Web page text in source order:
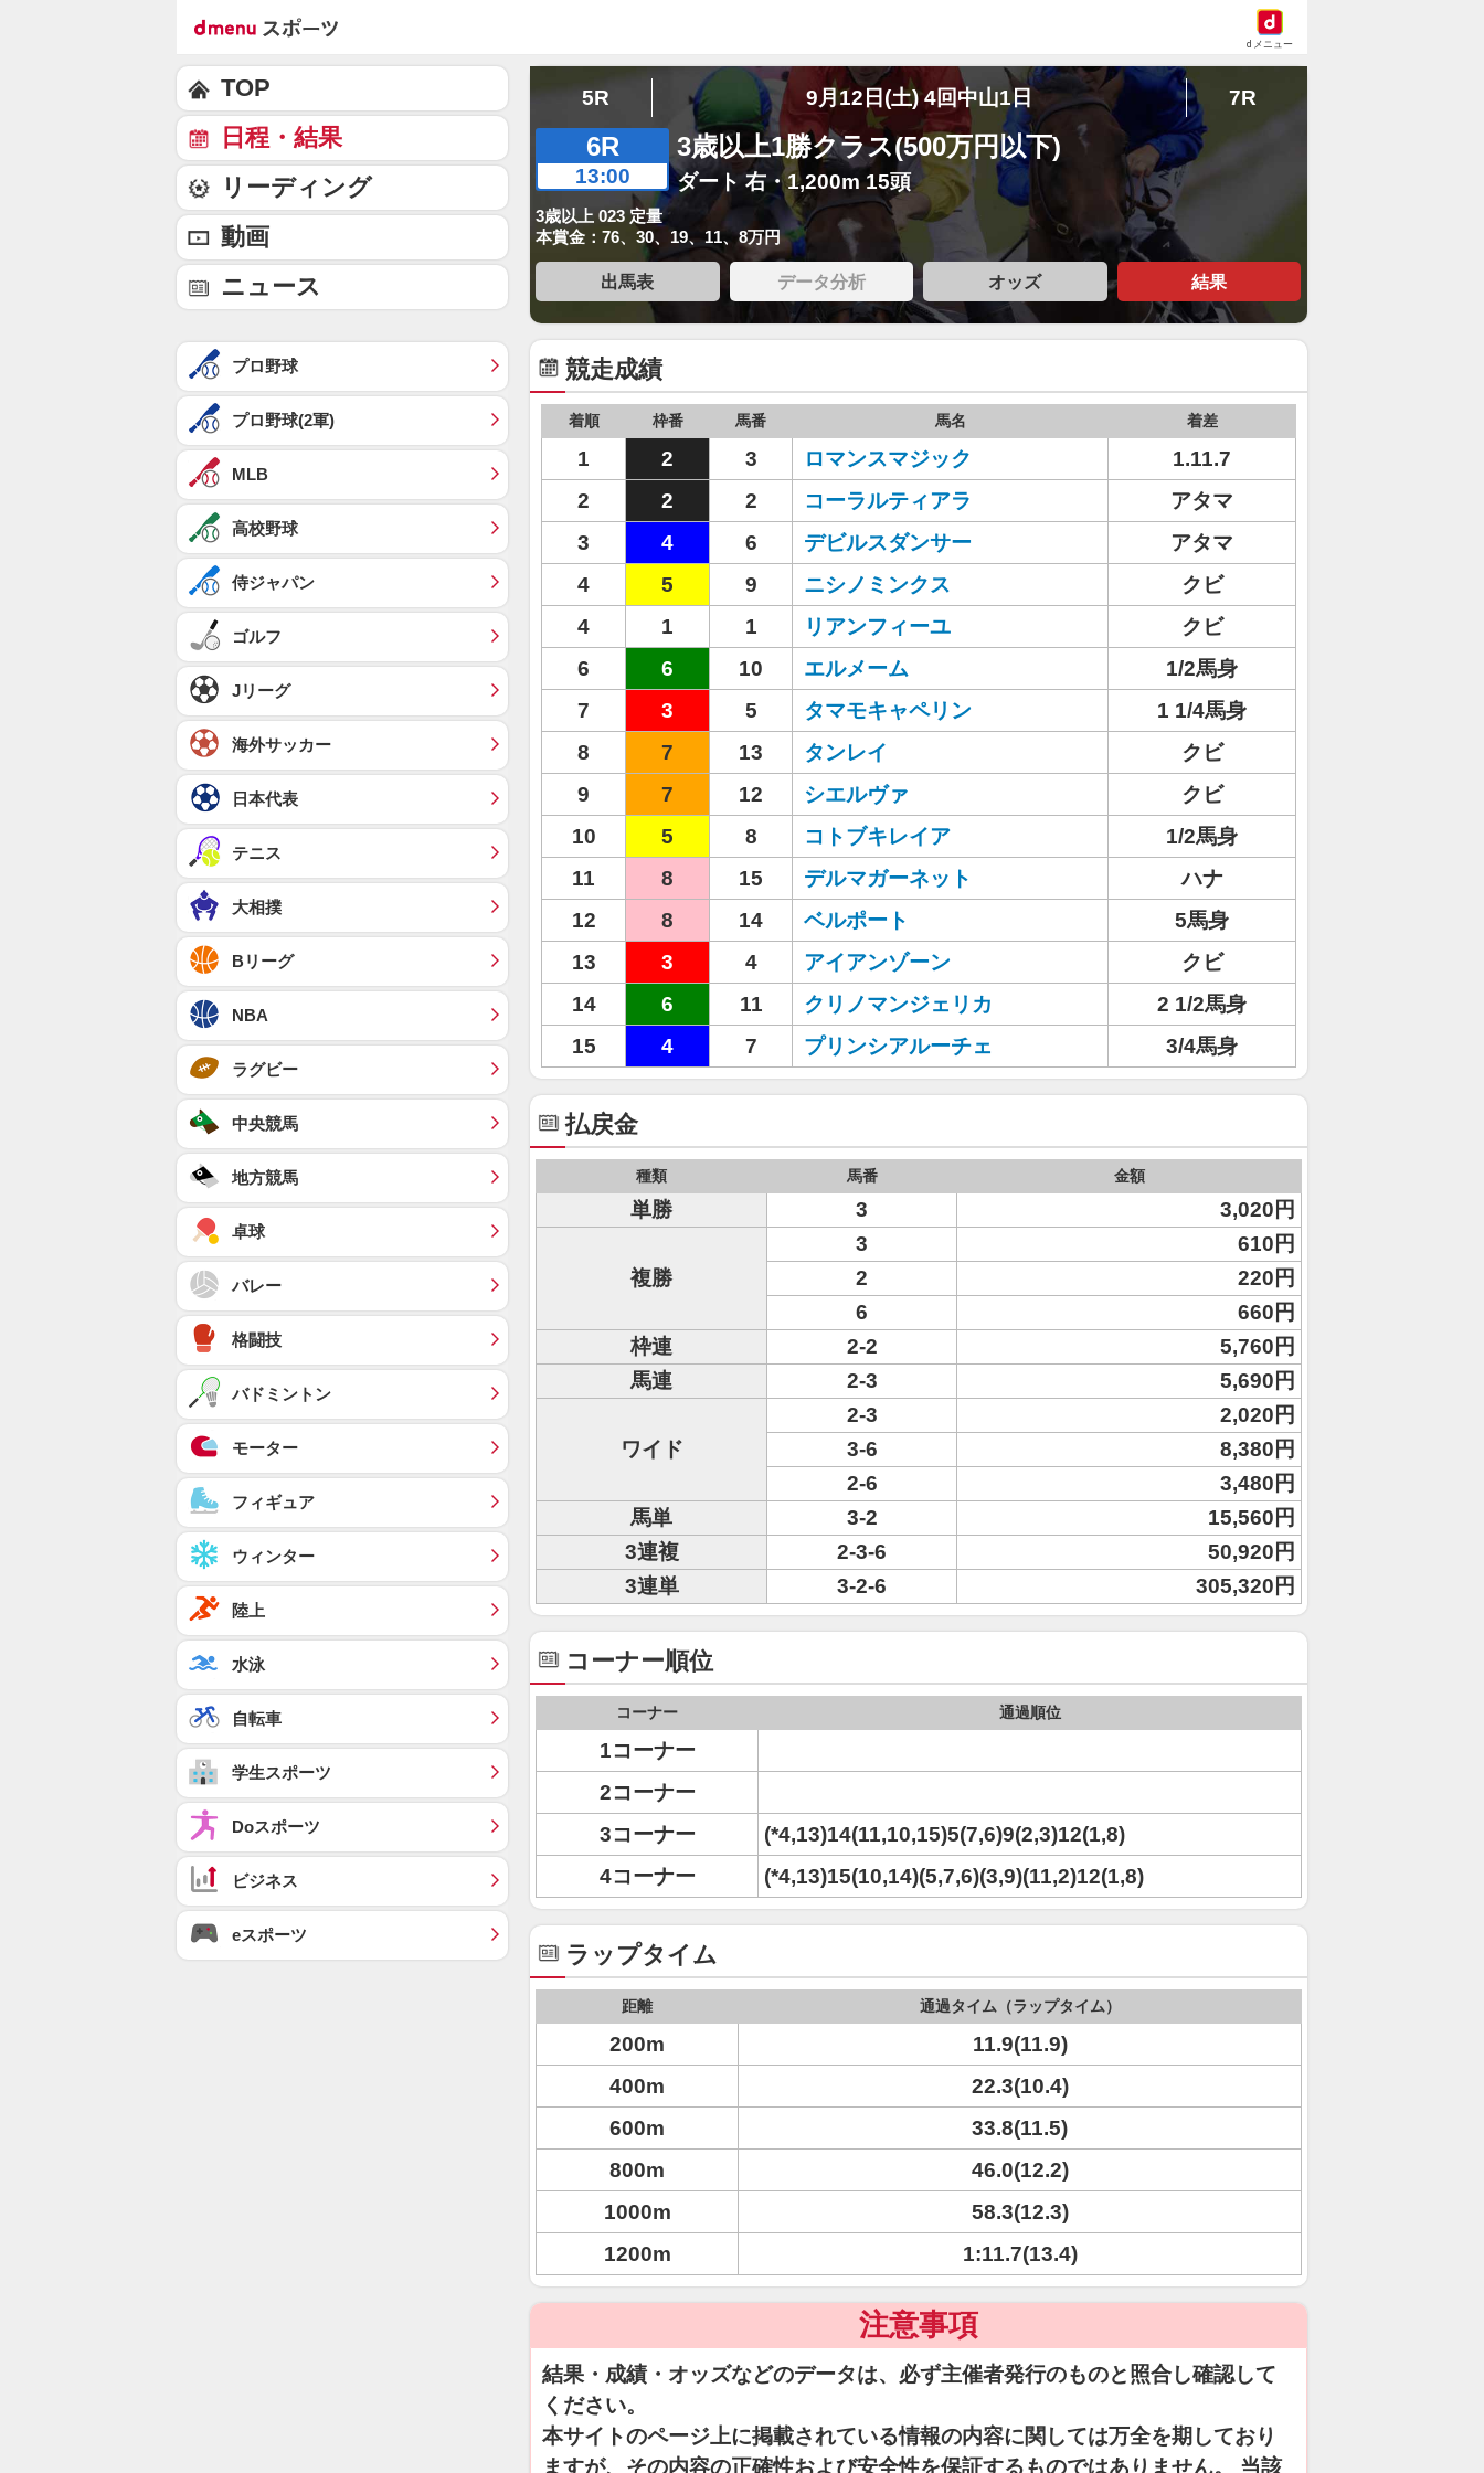
dメニュー
5R 9月12日(土) 4回中山1日 7R
6R
13:00
3歳以上1勝クラス(500万円以下)
ダート 右・1,200m 15頭
3歳以上 023 定量
本賞金：76、30、19、11、8万円
出馬表 データ分析 オッズ 結果
競走成績
着順 枠番 馬番 馬名 着差
1 2 3 ロマンスマジック
1.11.7
2
2 2 コーラルティアラ
アタマ
3
4 6 デビルスダンサー
アタマ
4
5 9 ニシノミンクス
クビ
4
1 1 リアンフィーユ
クビ
6
6 10 エルメーム
1/2馬身
7
3 5 タマモキャペリン
1 1/4馬身
8
7 13 タンレイ
クビ
9
7 12 シエルヴァ
クビ
10
5 8 コトブキレイア
1/2馬身
11
8 15 デルマガーネット
ハナ
12
8 14 ベルポート
5馬身
13
3 4 アイアンゾーン
クビ
14
6 11 クリノマンジェリカ
2 1/2馬身
15
4 7 プリンシアルーチェ 3/4馬身
払戻金
種類 馬番 金額
単勝 3 3,020円
複勝
3
610円
2
220円
6
660円
枠連
2-2
5,760円
馬連
2-3 5,690円
ワイド
2-3
2,020円
3-6
8,380円
2-6
3,480円
馬単
3-2
15,560円
3連複
2-3-6
50,920円
3連単
3-2-6 305,320円
コーナー順位
コーナー 通過順位
1コーナー
2コーナー
3コーナー
(*4,13)14(11,10,15)5(7,6)9(2,3)12(1,8)
4コーナー
(*4,13)15(10,14)(5,7,6)(3,9)(11,2)12(1,8)
ラップタイム
距離 通過タイム（ラップタイム）
200m
11.9(11.9)
400m
22.3(10.4)
600m
33.8(11.5)
800m
46.0(12.2)
1000m
58.3(12.3)
1200m
1:11.7(13.4)
注意事項
結果・成績・オッズなどのデータは、必ず主催者発行のものと照合し確認して
ください。
本サイトのページ上に掲載されている情報の内容に関しては万全を期しており
ますが、その内容の正確性および安全性を保証するものではありません。 当該
TOP
日程・結果
リーディング
動画
ニュース
プロ野球
プロ野球(2軍)
MLB
高校野球
侍ジャパン
ゴルフ
Jリーグ
海外サッカー
日本代表
テニス
大相撲
Bリーグ
NBA
ラグビー
中央競馬
地方競馬
卓球
バレー
格闘技
バドミントン
モーター
フィギュア
ウィンター
陸上
水泳
自転車
学生スポーツ
Doスポーツ
ビジネス
eスポーツ